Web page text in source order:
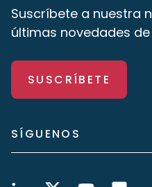
Suscríbete a nuestra
últimas novedades de
SUSCRÍBETE
SÍGUENOS